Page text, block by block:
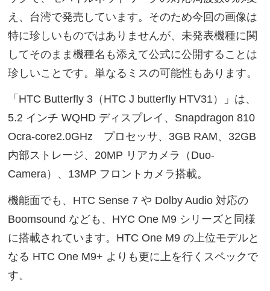
え、台湾で発売しています。そのため今回の画像は
特に珍しいものではありませんが、未発表機種に関
してそのまま機種名も添えて公式に公開することは
珍しいことです。単なるミスの可能性もあります。
「HTC Butterfly 3（HTC J butterfly HTV31）」は、
5.2 インチ WQHD ディスプレイ、Snapdragon 810
Ocra-core2.0GHz プロセッサ、3GB RAM、32GB
内部ストレージ、20MP リアカメラ（Duo-
Camera）、13MP フロントカメラ搭載。
機能面でも、HTC Sense 7 や Dolby Audio 対応の
Boomsound なども、HYC One M9 シリーズと同様
に搭載されています。HTC One M9 の上位モデルと
なる HTC One M9+ よりも更に上を行くスペックで
す。